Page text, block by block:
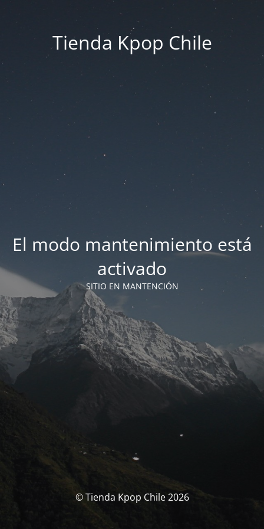
Tienda Kpop Chile
El modo mantenimiento está
activado
SITIO EN MANTENCIÓN
© Tienda Kpop Chile 2026